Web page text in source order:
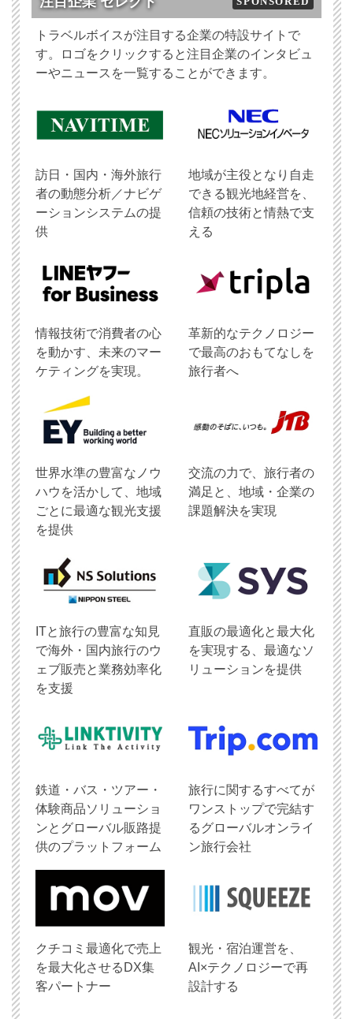
トラベルボイスが注目する企業の特設サイトで
す。ロゴをクリックすると注目企業のインタビュ
ーやニュースを一覧することができます。
訪日・国内・海外旅行
者の動態分析／ナビゲ
ーションシステムの提
供
地域が主役となり自走
できる観光地経営を、
信頼の技術と情熱で支
える
情報技術で消費者の心
を動かす、未来のマー
ケティングを実現。
革新的なテクノロジー
で最高のおもてなしを
旅行者へ
世界水準の豊富なノウ
ハウを活かして、地域
ごとに最適な観光支援
を提供
交流の力で、旅行者の
満足と、地域・企業の
課題解決を実現
ITと旅行の豊富な知見
で海外・国内旅行のウ
ェブ販売と業務効率化
を支援
直販の最適化と最大化
を実現する、最適なソ
リューションを提供
鉄道・バス・ツアー・
体験商品ソリューショ
ンとグローバル販路提
供のプラットフォーム
旅行に関するすべてが
ワンストップで完結す
るグローバルオンライ
ン旅行会社
クチコミ最適化で売上
を最大化させるDX集
客パートナー
観光・宿泊運営を、
AI×テクノロジーで再
設計する